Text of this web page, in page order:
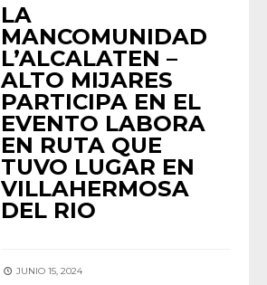
LA
MANCOMUNIDAD
L’ALCALATEN –
ALTO MIJARES
PARTICIPA EN EL
EVENTO LABORA
EN RUTA QUE
TUVO LUGAR EN
VILLAHERMOSA
DEL RIO
JUNIO 15, 2024